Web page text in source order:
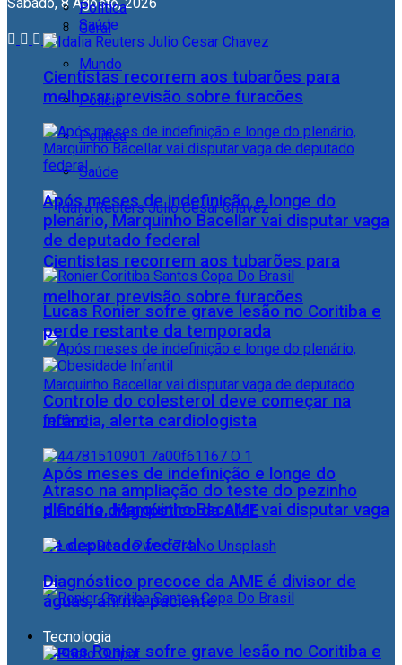
Geral
Mundo
Polícia
Política
Saúde
Cientistas recorrem aos tubarões para
melhorar previsão sobre furacões
Após meses de indefinição e longe do
plenário, Marquinho Bacellar vai disputar vaga
de deputado federal
Lucas Ronier sofre grave lesão no Coritiba e
Política
Saúde
Cientistas recorrem aos tubarões para
melhorar previsão sobre furacões
Após meses de indefinição e longe do
plenário, Marquinho Bacellar vai disputar vaga
de deputado federal
Lucas Ronier sofre grave lesão no Coritiba e
perde restante da temporada
Controle do colesterol deve começar na
infância, alerta cardiologista
Atraso na ampliação do teste do pezinho
dificulta diagnóstico da AME
Diagnóstico precoce da AME é divisor de
águas, afirma paciente
Tecnologia